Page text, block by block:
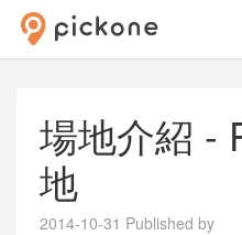
場地介紹 -
地
2014-10-31 Published by